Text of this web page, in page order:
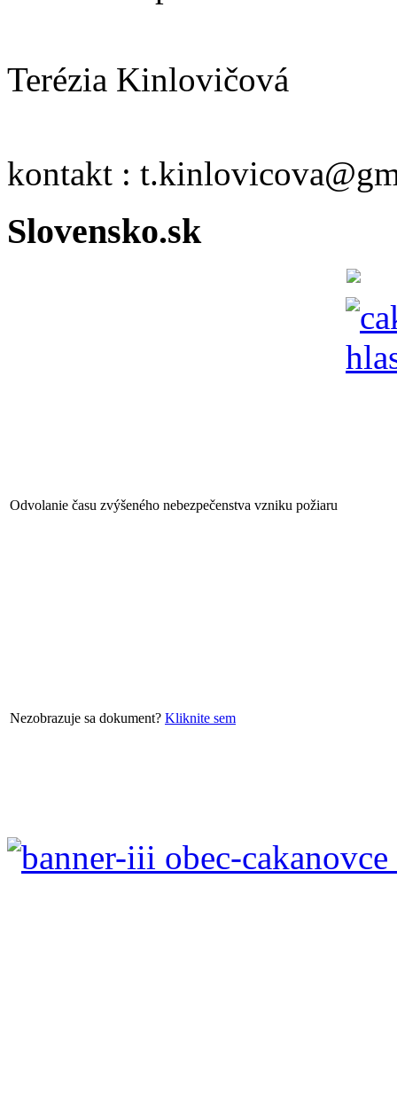
Terézia Kinlovičová
kontakt :
Slovensko.sk
Odvolanie času zvýšeného nebezpečenstva vzniku požiaru
Nezobrazuje sa dokument? Kliknite sem